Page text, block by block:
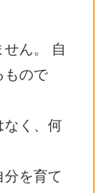
ん。 自
もので
なく、何
を育て